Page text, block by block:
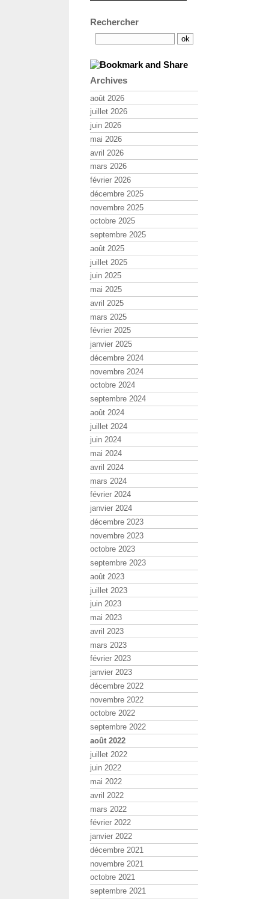
Rechercher
Archives
août 2026
juillet 2026
juin 2026
mai 2026
avril 2026
mars 2026
février 2026
décembre 2025
novembre 2025
octobre 2025
septembre 2025
août 2025
juillet 2025
juin 2025
mai 2025
avril 2025
mars 2025
février 2025
janvier 2025
décembre 2024
novembre 2024
octobre 2024
septembre 2024
août 2024
juillet 2024
juin 2024
mai 2024
avril 2024
mars 2024
février 2024
janvier 2024
décembre 2023
novembre 2023
octobre 2023
septembre 2023
août 2023
juillet 2023
juin 2023
mai 2023
avril 2023
mars 2023
février 2023
janvier 2023
décembre 2022
novembre 2022
octobre 2022
septembre 2022
août 2022
juillet 2022
juin 2022
mai 2022
avril 2022
mars 2022
février 2022
janvier 2022
décembre 2021
novembre 2021
octobre 2021
septembre 2021